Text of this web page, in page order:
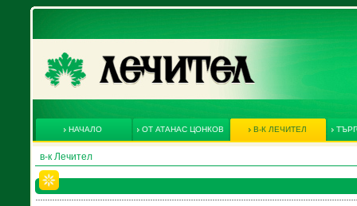
НАЧАЛО ОТ АТАНАС ЦОНКОВ В-К ЛЕЧИТЕЛ
в-к Лечител